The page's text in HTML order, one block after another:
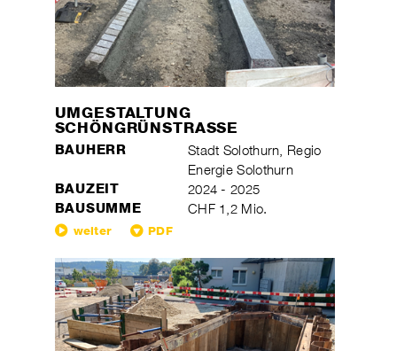
UMGESTALTUNG
SCHÖNGRÜNSTRASSE
BAUHERR
Stadt Solothurn, Regio
Energie Solothurn
BAUZEIT 2024 - 2025
BAUSUMME CHF 1,2 Mio.
weiter PDF